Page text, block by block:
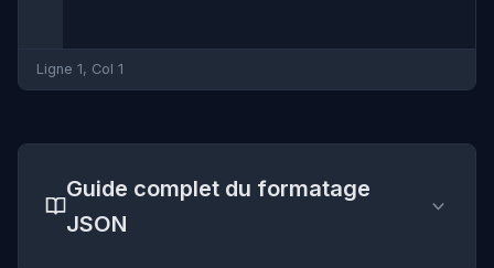
Ligne 1, Col 1
Guide complet du formatage
JSON